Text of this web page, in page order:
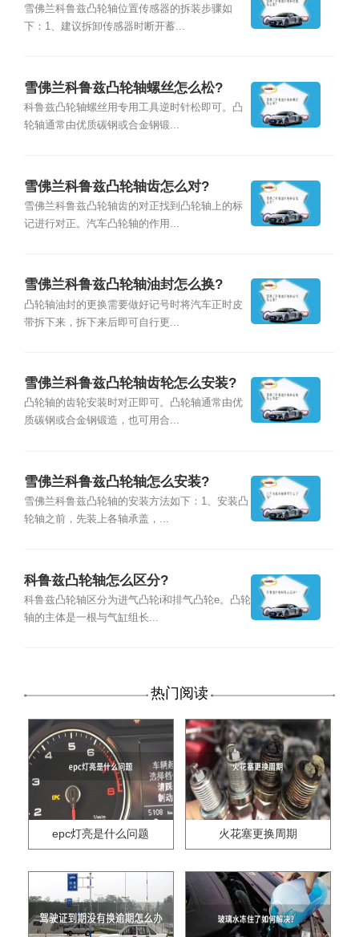
雪佛兰科鲁兹凸轮轴位置传感器的拆装步骤如
下：1、建议拆卸传感器时断开蓄...
雪佛兰科鲁兹凸轮轴螺丝怎么松?
科鲁兹凸轮轴螺丝用专用工具逆时针松即可。凸
轮轴通常由优质碳钢或合金钢锻...
雪佛兰科鲁兹凸轮轴齿怎么对?
雪佛兰科鲁兹凸轮轴齿的对正找到凸轮轴上的标
记进行对正。汽车凸轮轴的作用...
雪佛兰科鲁兹凸轮轴油封怎么换?
凸轮轴油封的更换需要做好记号时将汽车正时皮
带拆下来，拆下来后即可自行更...
雪佛兰科鲁兹凸轮轴齿轮怎么安装?
凸轮轴的齿轮安装时对正即可。凸轮轴通常由优
质碳钢或合金钢锻造，也可用合...
雪佛兰科鲁兹凸轮轴怎么安装?
雪佛兰科鲁兹凸轮轴的安装方法如下：1、安装凸
轮轴之前，先装上各轴承盖，...
科鲁兹凸轮轴怎么区分?
科鲁兹凸轮轴区分为进气凸轮i和排气凸轮e。凸轮
轴的主体是一根与气缸组长...
热门阅读
epc灯亮是什么问题 火花塞更换周期